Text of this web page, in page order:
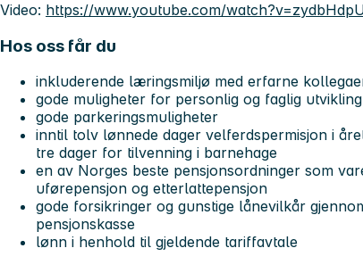
Video: https://www.youtube.com/
Hos oss får du
inkluderende læringsmiljø med erfarne
gode muligheter for personlig og faglig utvikling
gode parkeringsmuligheter
inntil tolv lønnede dager velferdspermisjon i
tre dager for tilvenning i barnehage
en av Norges beste pensjonsordninger som
uførepensjon og etterlattepensjon
gode forsikringer og gunstige lånevilkår
pensjonskasse
lønn i henhold til gjeldende tariffavtale